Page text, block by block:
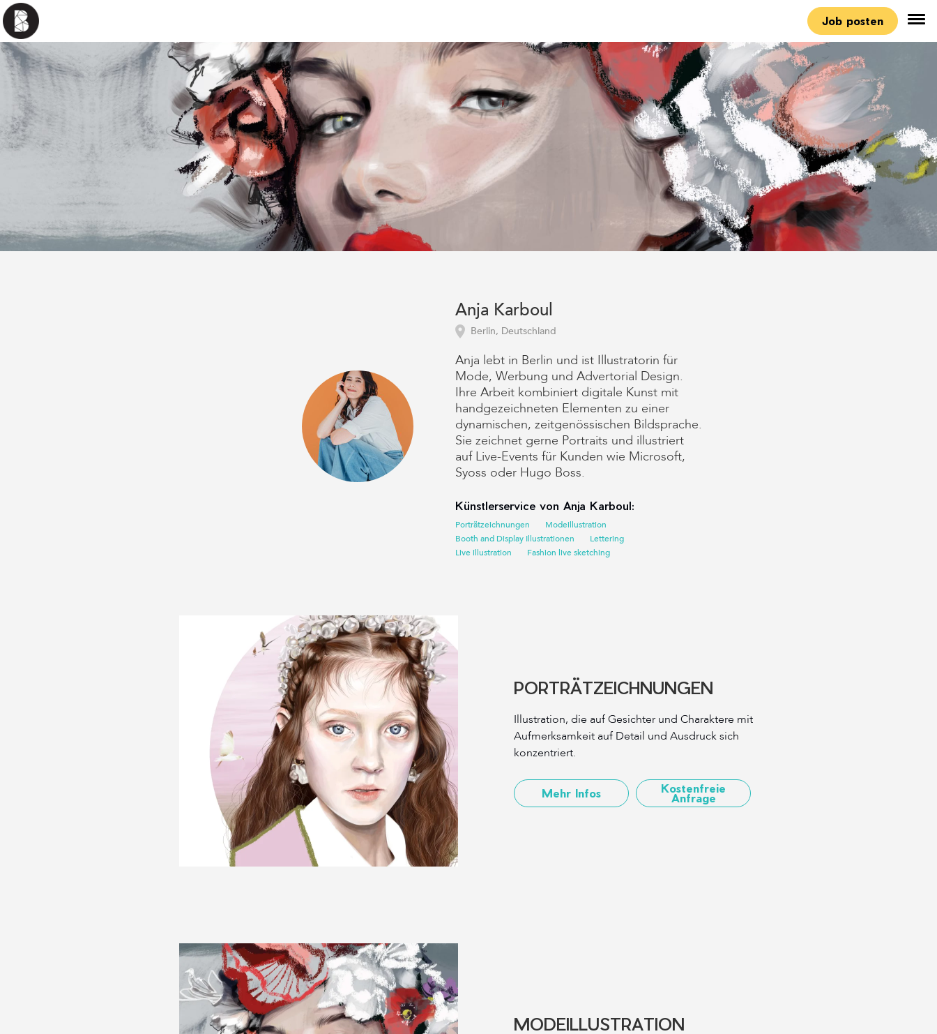
Job posten
Anja Karboul
Berlin, Deutschland
Anja lebt in Berlin und ist Illustratorin für
Mode, Werbung und Advertorial Design.
Ihre Arbeit kombiniert digitale Kunst mit
handgezeichneten Elementen zu einer
dynamischen, zeitgenössischen Bildsprache.
Sie zeichnet gerne Portraits und illustriert
auf Live-Events für Kunden wie Microsoft,
Syoss oder Hugo Boss.
Künstlerservice von Anja Karboul:
Porträtzeichnungen
Modeillustration
Booth and Display Illustrationen
Lettering
Live illustration
Fashion live sketching
PORTRÄTZEICHNUNGEN
Illustration, die auf Gesichter und Charaktere mit
Aufmerksamkeit auf Detail und Ausdruck sich
konzentriert.
Mehr Infos Kostenfreie
Anfrage
MODEILLUSTRATION